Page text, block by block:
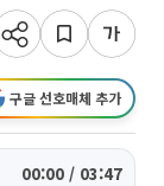
구글 선호매체 추가
00:00 / 03:47